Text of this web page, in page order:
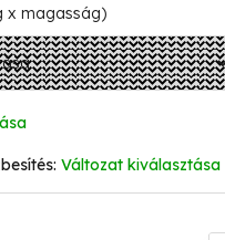
x magasság)
Változat kiválasztása